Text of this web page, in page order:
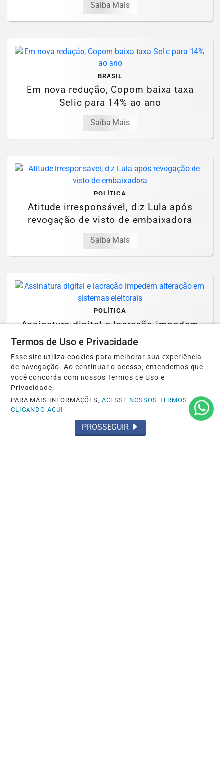
Saiba Mais
BRASIL
Em nova redução, Copom baixa taxa
Selic para 14% ao ano
Saiba Mais
POLÍTICA
Atitude irresponsável, diz Lula após
revogação de visto de embaixadora
Saiba Mais
POLÍTICA
Assinatura digital e lacração impedem
alteração em sistemas eleitorais
Saiba Mais
MUNDO
Termos de Uso e Privacidade
Esse site utiliza cookies para melhorar sua experiência
de navegação. Ao continuar o acesso, entendemos que
você concorda com nossos Termos de Uso e
Privacidade.
PARA MAIS INFORMAÇÕES,ACESSE NOSSOS TERMOS
CLICANDO AQUI
PROSSEGUIR